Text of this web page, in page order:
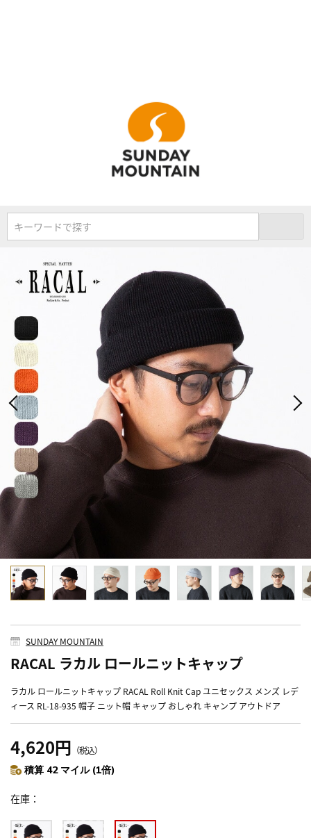
キーワードで探す
SUNDAY MOUNTAIN
RACAL ラカル ロールニットキャップ
ラカル ロールニットキャップ RACAL Roll Knit Cap ユニセックス メンズ レデ
ィース RL-18-935 帽子 ニット帽 キャップ おしゃれ キャンプ アウトドア
4,620円 （税込）
積算 42 マイル (1倍)
在庫